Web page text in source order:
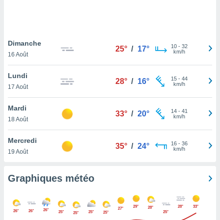
pas
de
à
cas,
que
sur le
ne
Dimanche
16 Août
25° / 17° 10- 32
km/h
Lundi
17 Août
28° / 16° 15- 44
km/h
Mardi
18 Août
33° / 20° 14- 41
km/h
Mercredi
19 Août
35° / 24° 16- 36
km/h
Graphiques météo
26° 26° 26° 25° 25° 25° 25°
27° 29°
28°
25°
28° 33°